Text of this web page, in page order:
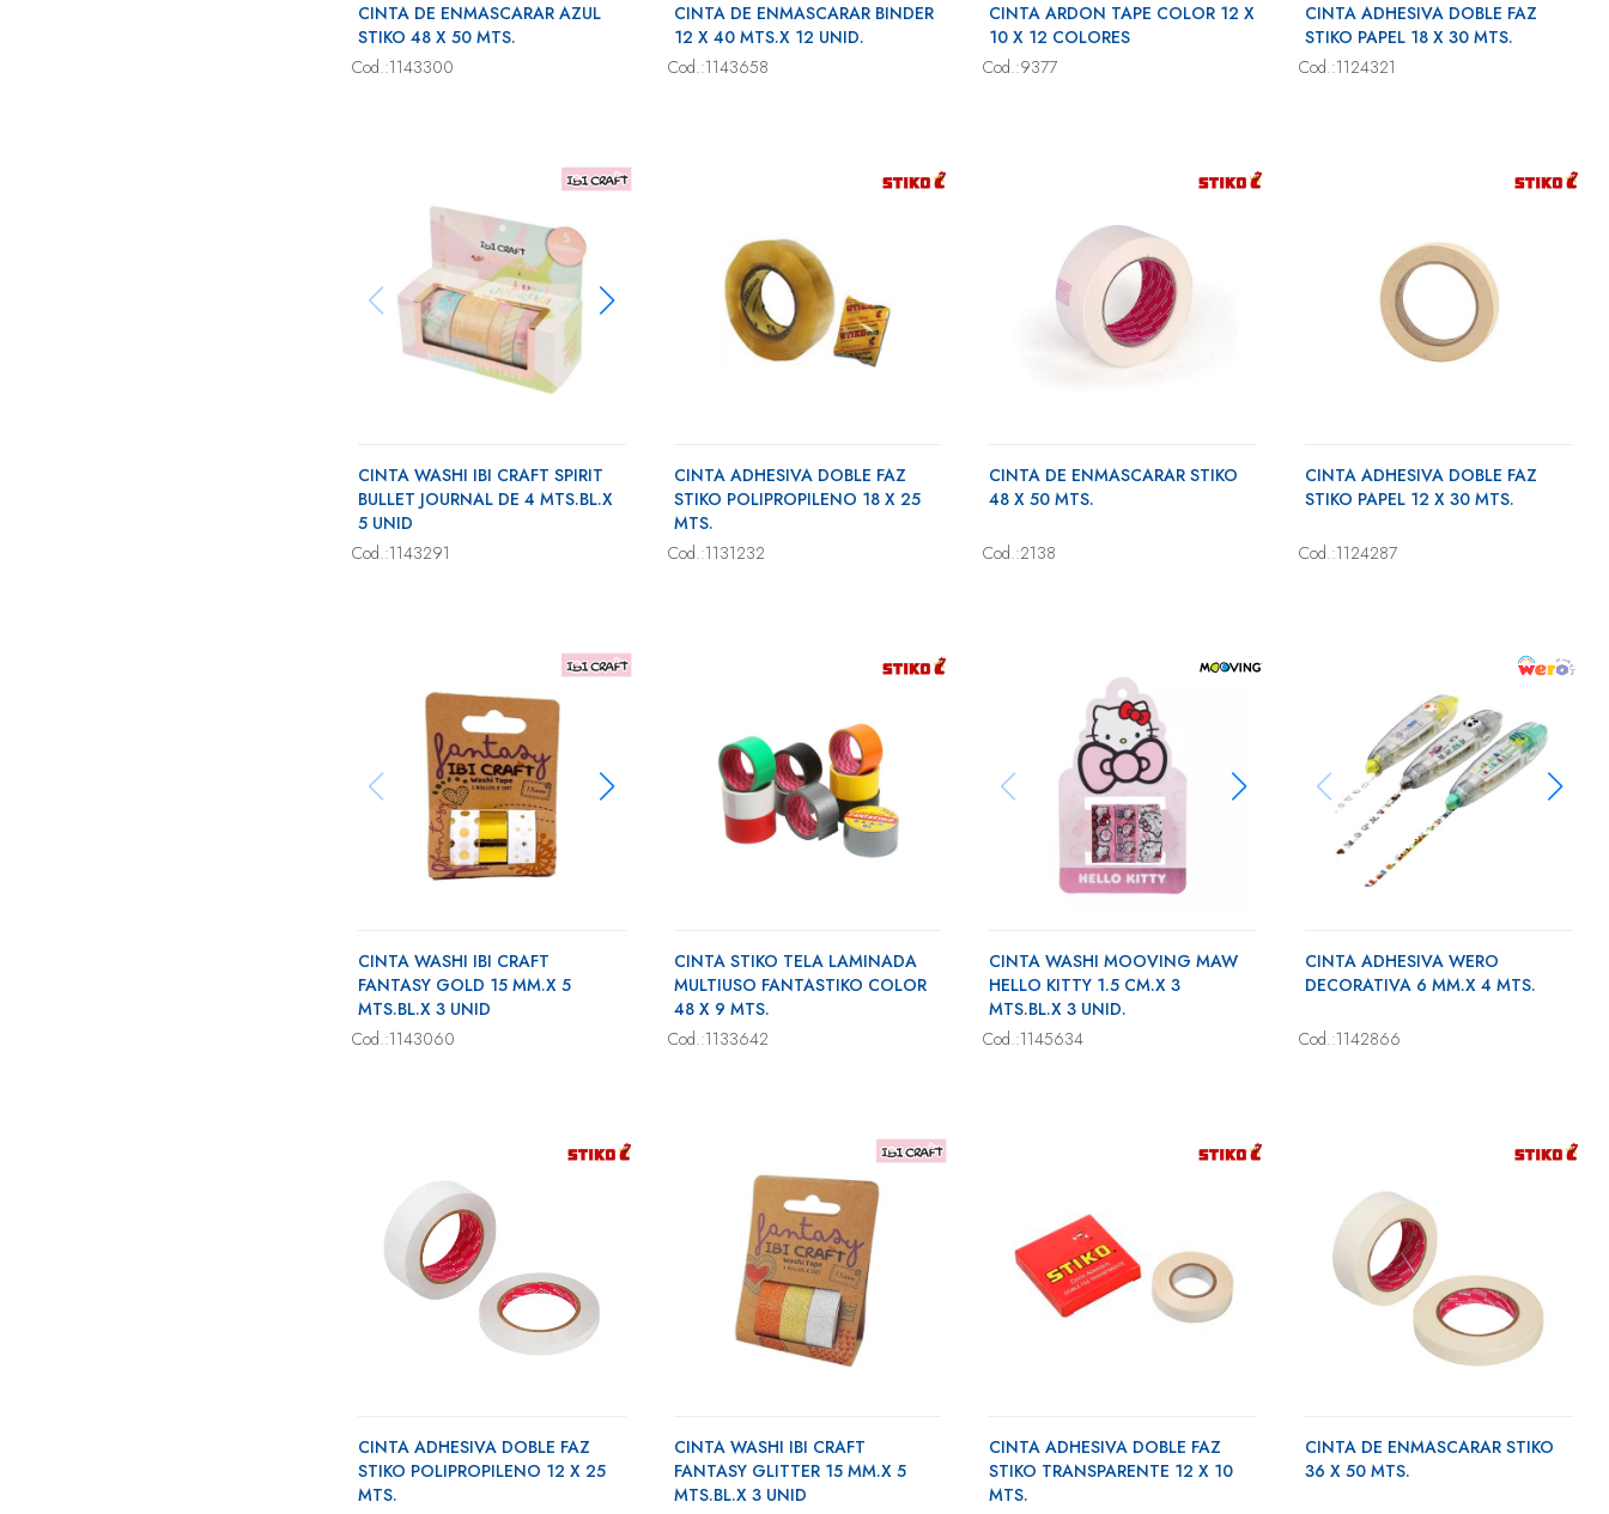
CINTA DE ENMASCARAR AZUL
STIKO 48 X 50 MTS.
Cod.:1143300
CINTA DE ENMASCARAR BINDER
12 X 40 MTS.X 12 UNID.
Cod.:1143658
CINTA ARDON TAPE COLOR 12 X
10 X 12 COLORES
Cod.:9377
CINTA ADHESIVA DOBLE FAZ
STIKO PAPEL 18 X 30 MTS.
Cod.:1124321
CINTA WASHI IBI CRAFT SPIRIT
BULLET JOURNAL DE 4 MTS.BL.X
5 UNID
Cod.:1143291
CINTA ADHESIVA DOBLE FAZ
STIKO POLIPROPILENO 18 X 25
MTS.
Cod.:1131232
CINTA DE ENMASCARAR STIKO
48 X 50 MTS.
Cod.:2138
CINTA ADHESIVA DOBLE FAZ
STIKO PAPEL 12 X 30 MTS.
Cod.:1124287
CINTA WASHI IBI CRAFT
FANTASY GOLD 15 MM.X 5
MTS.BL.X 3 UNID
Cod.:1143060
CINTA STIKO TELA LAMINADA
MULTIUSO FANTASTIKO COLOR
48 X 9 MTS.
Cod.:1133642
CINTA WASHI MOOVING MAW
HELLO KITTY 1.5 CM.X 3
MTS.BL.X 3 UNID.
Cod.:1145634
CINTA ADHESIVA WERO
DECORATIVA 6 MM.X 4 MTS.
Cod.:1142866
CINTA ADHESIVA DOBLE FAZ
STIKO POLIPROPILENO 12 X 25
MTS.
CINTA WASHI IBI CRAFT
FANTASY GLITTER 15 MM.X 5
MTS.BL.X 3 UNID
CINTA ADHESIVA DOBLE FAZ
STIKO TRANSPARENTE 12 X 10
MTS.
CINTA DE ENMASCARAR STIKO
36 X 50 MTS.